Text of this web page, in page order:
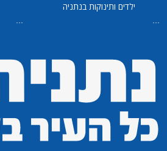
ילדים ותינוקות בנתניה
...
...